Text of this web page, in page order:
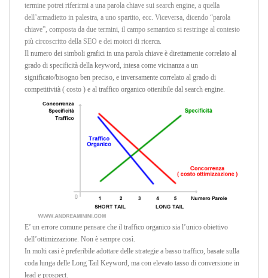
termine potrei riferirmi a una parola chiave sui search engine, a quella
dell’armadietto in palestra, a uno spartito, ecc. Viceversa, dicendo “parola
chiave”, composta da due termini, il campo semantico si restringe al contesto
più circoscritto della SEO e dei motori di ricerca.
Il numero dei simboli grafici in una parola chiave è direttamente correlato al
grado di specificità della keyword, intesa come vicinanza a un
significato/bisogno ben preciso, e inversamente correlato al grado di
competitività ( costo ) e al traffico organico ottenibile dal search engine.
E’ un errore comune pensare che il traffico organico sia l’unico obiettivo
dell’ottimizzazione. Non è sempre così.
In molti casi è preferibile adottare delle strategie a basso traffico, basate sulla
coda lunga delle Long Tail Keyword, ma con elevato tasso di conversione in
lead e prospect.